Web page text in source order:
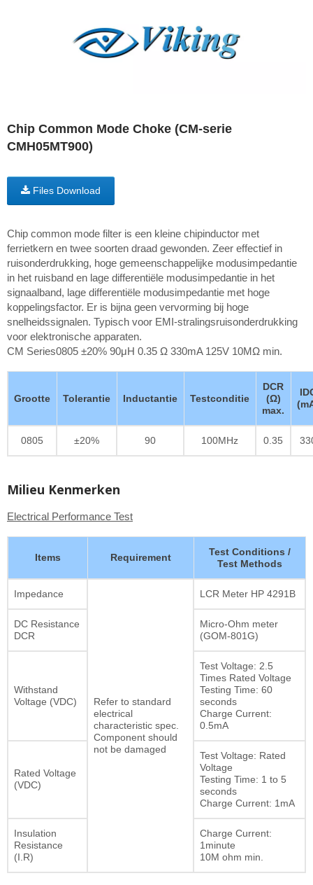
Chip Common Mode Choke (CM-serie
CMH05MT900)
Files Download
Chip common mode filter is een kleine chipinductor met
ferrietkern en twee soorten draad gewonden. Zeer effectief in
ruisonderdrukking, hoge gemeenschappelijke modusimpedantie
in het ruisband en lage differentiële modusimpedantie in het
signaalband, lage differentiële modusimpedantie met hoge
koppelingsfactor. Er is bijna geen vervorming bij hoge
snelheidssignalen. Typisch voor EMI-stralingsruisonderdrukking
voor elektronische apparaten.
CM Series0805 ±20% 90μH 0.35 Ω 330mA 125V 10MΩ min.
Grootte Tolerantie Inductantie Testconditie
DCR
(Ω)
max.
0805 ±20% 90 100MHz 0.35
Milieu Kenmerken
Electrical Performance Test
Items Requirement
Test Conditions /
Test Methods
Impedance
Refer to standard
electrical
characteristic spec.
Component should
not be damaged
LCR Meter HP 4291B
DC Resistance
DCR
Micro-Ohm meter
(GOM-801G)
Withstand
Voltage (VDC)
Test Voltage: 2.5
Times Rated Voltage
Testing Time: 60
seconds
Charge Current:
0.5mA
Rated Voltage
(VDC)
Test Voltage: Rated
Voltage
Testing Time: 1 to 5
seconds
Charge Current: 1mA
Insulation
Resistance
(I.R)
Charge Current:
1minute
10M ohm min.